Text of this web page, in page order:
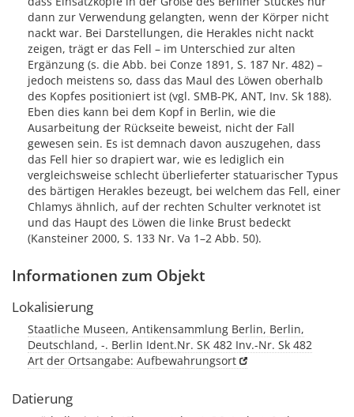
dann zur Verwendung gelangten, wenn der Körper nicht
nackt war. Bei Darstellungen, die Herakles nicht nackt
zeigen, trägt er das Fell – im Unterschied zur alten
Ergänzung (s. die Abb. bei Conze 1891, S. 187 Nr. 482) –
jedoch meistens so, dass das Maul des Löwen oberhalb
des Kopfes positioniert ist (vgl. SMB-PK, ANT, Inv. Sk 188).
Eben dies kann bei dem Kopf in Berlin, wie die
Ausarbeitung der Rückseite beweist, nicht der Fall
gewesen sein. Es ist demnach davon auszugehen, dass
das Fell hier so drapiert war, wie es lediglich ein
vergleichsweise schlecht überlieferter statuarischer Typus
des bärtigen Herakles bezeugt, bei welchem das Fell, einer
Chlamys ähnlich, auf der rechten Schulter verknotet ist
und das Haupt des Löwen die linke Brust bedeckt
(Kansteiner 2000, S. 133 Nr. Va 1–2 Abb. 50).
Informationen zum Objekt
Lokalisierung
Staatliche Museen, Antikensammlung Berlin, Berlin,
Deutschland, -. Berlin Ident.Nr. SK 482 Inv.-Nr. Sk 482
Art der Ortsangabe: Aufbewahrungsort
Datierung